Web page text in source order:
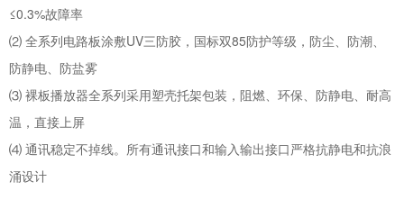
≤0.3%故障率
⑵ 全系列电路板涂敷UV三防胶，国标双85防护等级，防尘、防潮、
防静电、防盐雾
⑶ 裸板播放器全系列采用塑壳托架包装，阻燃、环保、防静电、耐高
温，直接上屏
⑷ 通讯稳定不掉线。所有通讯接口和输入输出接口严格抗静电和抗浪
涌设计